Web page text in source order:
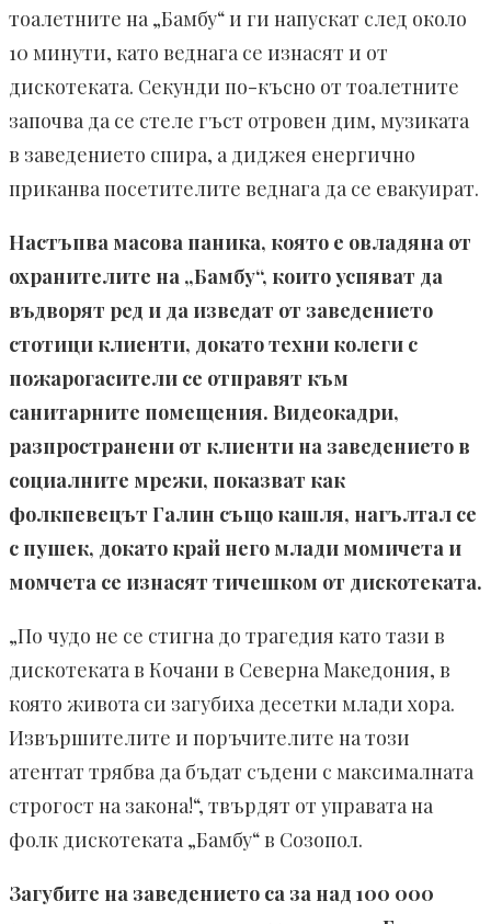
тоалетните на „Бамбу“ и ги напускат след около
10 минути, като веднага се изнасят и от
дискотеката. Секунди по-късно от тоалетните
започва да се стеле гъст отровен дим, музиката
в заведението спира, а диджея енергично
приканва посетителите веднага да се евакуират.
Настъпва масова паника, която е овладяна от
охранителите на „Бамбу“, които успяват да
въдворят ред и да изведат от заведението
стотици клиенти, докато техни колеги с
пожарогасители се отправят към
санитарните помещения. Видеокадри,
разпространени от клиенти на заведението в
социалните мрежи, показват как
фолкпевецът Галин също кашля, нагълтал се
с пушек, докато край него млади момичета и
момчета се изнасят тичешком от дискотеката.
„По чудо не се стигна до трагедия като тази в
дискотеката в Кочани в Северна Македония, в
която живота си загубиха десетки млади хора.
Извършителите и поръчителите на този
атентат трябва да бъдат съдени с максималната
строгост на закона!“, твърдят от управата на
фолк дискотеката „Бамбу“ в Созопол.
Загубите на заведението са за над 100 000